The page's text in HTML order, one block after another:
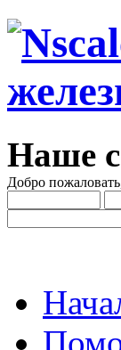
Наше
Добро